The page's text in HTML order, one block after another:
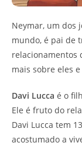
Neymar, um dos
mundo, é pai de
relacionamentos
mais sobre eles
Davi Lucca é o
Ele é fruto do
Davi Lucca tem
acostumado a